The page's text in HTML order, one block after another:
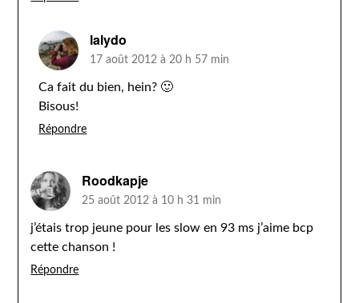
lalydo
17 août 2012 à 20 h 57 min
Ca fait du bien, hein? 🙂
Bisous!
Répondre
Roodkapje
25 août 2012 à 10 h 31 min
j’étais trop jeune pour les slow en 93 ms j’aime bcp
cette chanson !
Répondre